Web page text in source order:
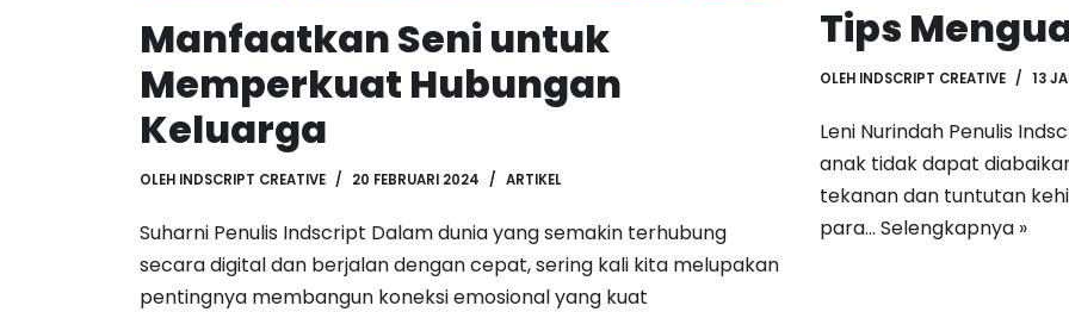
Manfaatkan Seni untuk
Memperkuat Hubungan
Keluarga
OLEH INDSCRIPT CREATIVE 20 FEBRUARI 2024 ARTIKEL
Suharni Penulis Indscript Dalam dunia yang semakin terhubung
secara digital dan berjalan dengan cepat, sering kali kita melupakan
pentingnya membangun koneksi emosional yang kuat
Tips
OLEH INDSCRIPT CREATIVE 13
Leni Nurindah Penulis
anak tidak dapat
tekanan dan tuntutan
para… Selengkapnya »